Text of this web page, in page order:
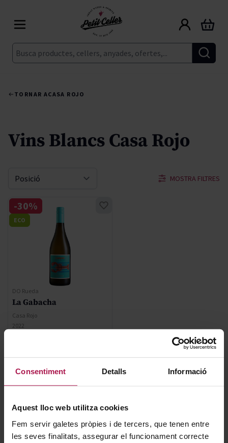
Consentiment Detalls Informació
Aquest lloc web utilitza cookies
Fem servir galetes pròpies i de tercers, que tenen entre
les seves finalitats, assegurar el funcionament correcte
Cerca
Cart
TORNAR ACASA ROJO
Vins Blancs Casa Rojo
MOSTRA FILTRES
Sort By
DO Rueda
La Gabacha
Casa Rojo
2022
Special Price
6,37 €
9,10 €
-30%
ECO
AFEGIR